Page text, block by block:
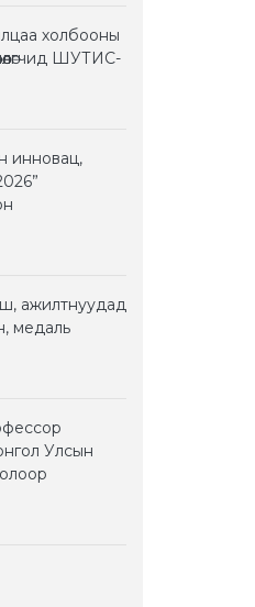
холбооны
ШУТИС-
инновац,
ажилтнуудад
медаль
Улсын